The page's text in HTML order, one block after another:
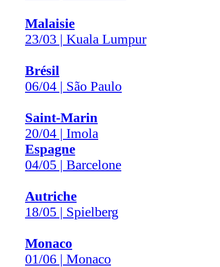
Malaisie
23/03 | Kuala Lumpur
Brésil
06/04 | São Paulo
Saint-Marin
20/04 | Imola
Espagne
04/05 | Barcelone
Autriche
18/05 | Spielberg
Monaco
01/06 | Monaco